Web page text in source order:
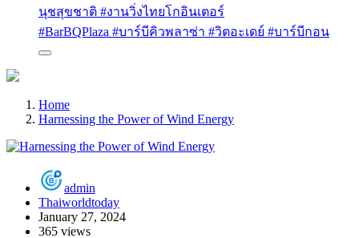
นุชสุขชาติ #งานวิ่งไทยโกอินเตอร์
#BarBQPlaza #บาร์บีคิวพลาซ่า #วิตอะเดย์ #บาร์บีกอน
Home
Harnessing the Power of Wind Energy
admin
Thaiworldtoday
January 27, 2024
365 views